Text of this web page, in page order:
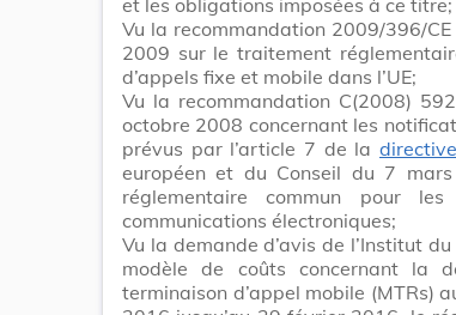
Vu la recommandation 2009/396/
2009 sur le traitement
d’appels fixe et mobile dans l’UE;
Vu la recommandation C(2008)
octobre 2008 concernant les
prévus par l’article 7 de la
européen et du Conseil du 7
réglementaire commun pour
communications électroniques;
Vu la demande d’avis de l’Institut
modèle de coûts concernant la
terminaison d’appel mobile (MTRs)